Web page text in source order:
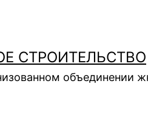
СТРОИТЕЛЬСТВО
объединении